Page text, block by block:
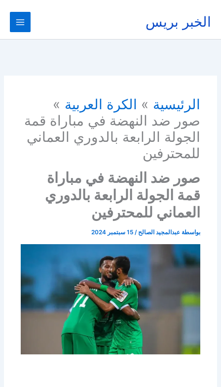
المحتوى
الخبر بريس
الرئيسية
الكرة العربية
صور ضد النهضة في مباراة قمة
الجولة الرابعة بالدوري العماني
للمحترفين
صور ضد النهضة في مباراة
قمة الجولة الرابعة بالدوري
العماني للمحترفين
بواسطة عبدالمجيد الصالح/15 سبتمبر 2024